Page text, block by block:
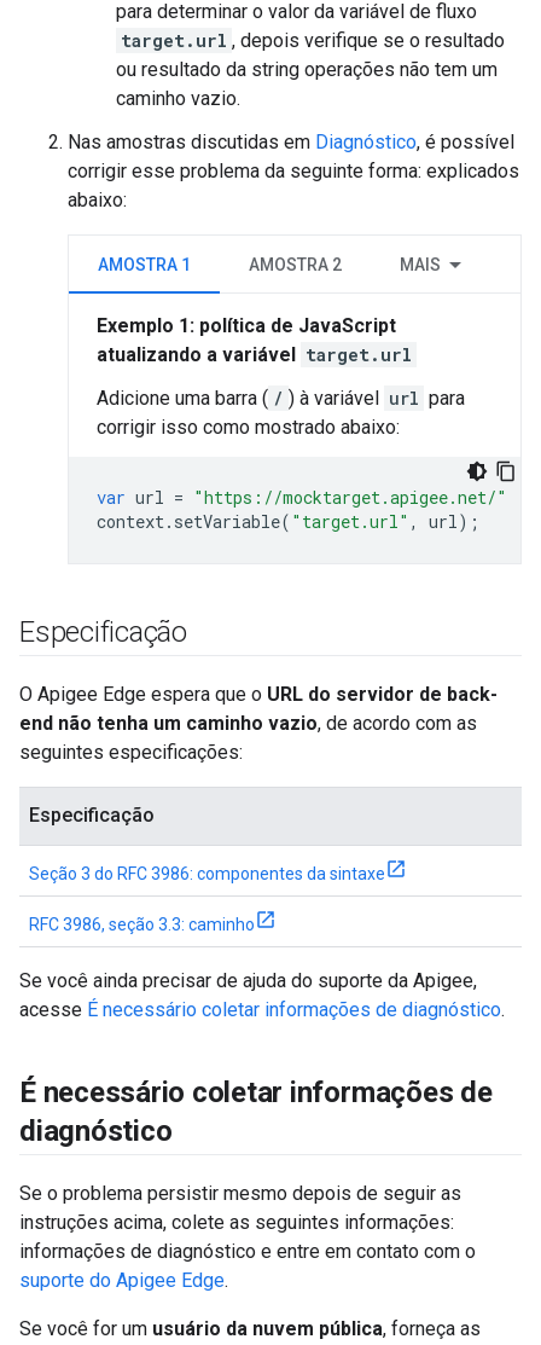
para determinar o valor da variável de fluxo
target.url , depois verifique se o resultado
ou resultado da string operações não tem um
caminho vazio.
Nas amostras discutidas em Diagnóstico, é possível
corrigir esse problema da seguinte forma: explicados
abaixo:
AMOSTRA 1 AMOSTRA 2 MAIS
Exemplo 1: política de JavaScript
atualizando a variável target.url
Adicione uma barra ( / ) à variável url para
corrigir isso como mostrado abaixo:
var url = "https://mocktarget.apigee.net/"
context. setVariable( "target.url" , url);
Especificação
O Apigee Edge espera que o URL do servidor de back-
end não tenha um caminho vazio, de acordo com as
seguintes especificações:
Especificação
Seção 3 do RFC 3986: componentes da sintaxe
RFC 3986, seção 3.3: caminho
Se você ainda precisar de ajuda do suporte da Apigee,
acesse É necessário coletar informações de diagnóstico.
É necessário coletar informações de
diagnóstico
Se o problema persistir mesmo depois de seguir as
instruções acima, colete as seguintes informações:
informações de diagnóstico e entre em contato com o
suporte do Apigee Edge.
Se você for um usuário da nuvem pública, forneça as